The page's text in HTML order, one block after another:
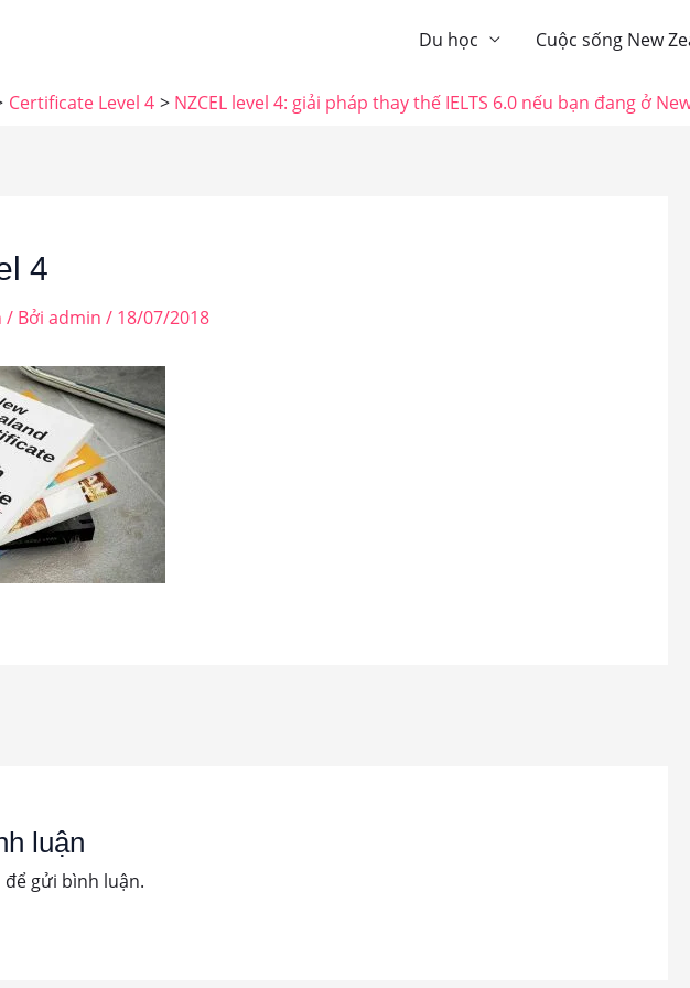
Du học Cuộc sống New
Certificate Level 4 NZCEL level 4: giải pháp thay thế IELTS 6.0 nếu bạn đang ở
4
/ Bởi admin / 18/07/2018
luận
để gửi bình luận.